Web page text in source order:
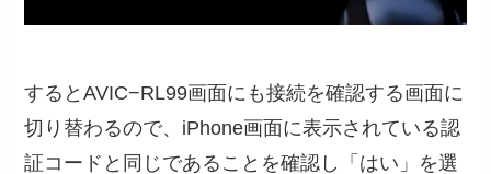
するとAVIC−RL99画面にも接続を確認する画面に
切り替わるので、iPhone画面に表示されている認
証コードと同じであることを確認し「はい」を選